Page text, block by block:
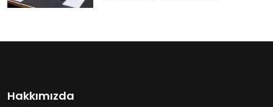
Hakkımızda